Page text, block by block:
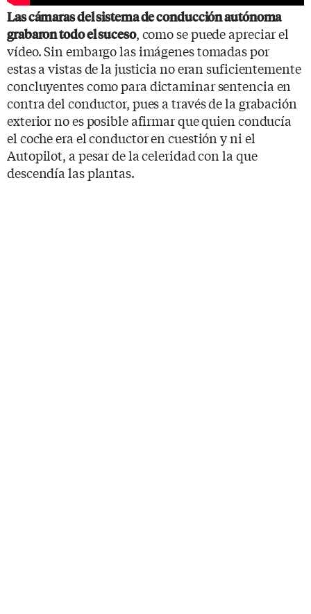
Las cámaras del sistema de conducción autónoma
grabaron todo el suceso, como se puede apreciar el
vídeo. Sin embargo las imágenes tomadas por
estas a vistas de la justicia no eran suficientemente
concluyentes como para dictaminar sentencia en
contra del conductor, pues a través de la grabación
exterior no es posible afirmar que quien conducía
el coche era el conductor en cuestión y ni el
Autopilot, a pesar de la celeridad con la que
descendía las plantas.